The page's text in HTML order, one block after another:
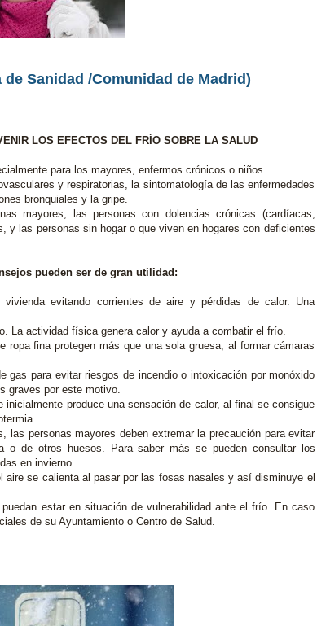
Sanidad /Comunidad de Madrid)
LOS EFECTOS DEL FRÍO SOBRE LA SALUD
para los mayores, enfermos crónicos o niños.
y respiratorias, la sintomatología de las enfermedades
bronquiales y la gripe.
mayores, las personas con dolencias crónicas (cardíacas,
y las personas sin hogar o que viven en hogares con deficientes
pueden ser de gran utilidad:
evitando corrientes de aire y pérdidas de calor. Una
La actividad física genera calor y ayuda a combatir el frío.
ropa fina protegen más que una sola gruesa, al formar cámaras
gas para evitar riesgos de incendio o intoxicación por monóxido
graves por este motivo.
produce una sensación de calor, al final se consigue
las personas mayores deben extremar la precaución para evitar
o de otros huesos. Para saber más se pueden consultar los
en invierno.
aire se calienta al pasar por las fosas nasales y así disminuye el
estar en situación de vulnerabilidad ante el frío. En caso
de su Ayuntamiento o Centro de Salud.